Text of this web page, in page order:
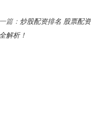
篇： 炒股配资排名 股票配
解析！